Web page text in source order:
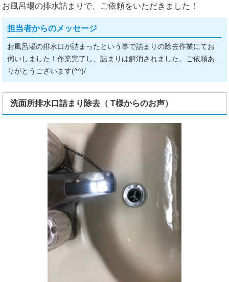
お風呂場の排水詰まりで、ご依頼をいただきました！
担当者からのメッセージ
お風呂場の排水口が詰まったという事で詰まりの除去作業にてお
伺いしました！作業完了し、詰まりは解消されました。ご依頼あ
りがとうございます(^^)/
洗面所排水口詰まり除去（ T様からのお声）